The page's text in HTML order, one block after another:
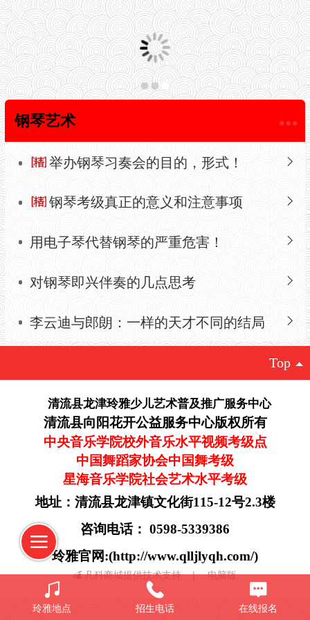
钢琴艺术
举办钢琴习奏会的目的，形式！
钢琴考级真正的意义和注意事项
用电子琴代替钢琴的严重危害！
对钢琴即兴伴奏的几点思考
李云迪与郎朗：一样的天才不同的结局
Top
清流县龙津玲雅少儿艺术普及推广服务中心
清流县向阳花开公益服务中心版权所有
中央音乐学院校外音乐水平视频考级点
中国舞蹈家协会中国舞考级
星海音乐学院社会艺术水平考级
地址：清流县龙津镇文化街115-12号2.3楼
咨询电话： 0598-5339386
玲雅官网:(http://www.qlljlyqh.com/)
凡科商城提供技术支持 | 电脑版
玲雅地点 招生电话 在线报名